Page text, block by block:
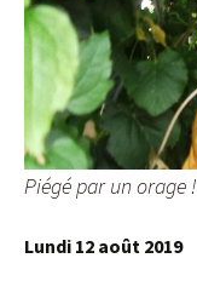
Piégé par un orage !
Lundi 12 août 2019